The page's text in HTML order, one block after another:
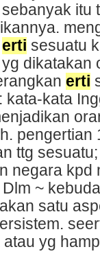
itu
erti sesuatu
dikatakan
erti
kata-kata
pengertian
ttg
negara kpd
~
satu
yg